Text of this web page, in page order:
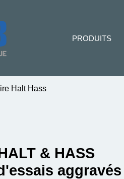
Halt Hass
& HASS
aggravés
PRODUITS